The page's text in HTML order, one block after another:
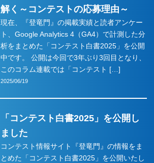
費用について
連載
解く～コンテストの応募理由～
現在、『登竜門』の掲載実績と読者アンケー
ト、Google Analytics 4（GA4）で計測した分
析をまとめた「コンテスト白書2025」を公開
中です。 公開は今回で3年ぶり3回目となり、
このコラム連載では「コンテスト […]
2025/06/19
「コンテスト白書2025」を公開し
ました
コンテスト情報サイト『登竜門』の情報をま
とめた「コンテスト白書2025」を公開いたし